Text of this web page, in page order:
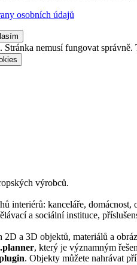
osobních údajů
Stránka nemusí fungovat
výrobců.
interiérů: kanceláře,
a sociální instituce,
a 3D objektů, materiálů a
, který je významným
. Objekty můžete nahrávat